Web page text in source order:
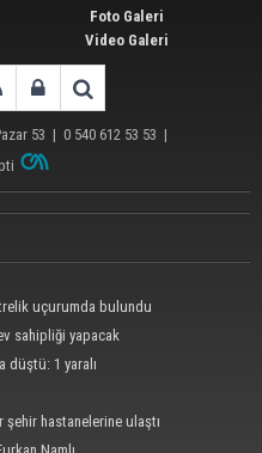
Foto Galeri
Video Galeri
53 | 0 540 612 53 53 |
uçurumda bulundu
sahipliği yapacak
düştü: 1 yaralı
hastanelerine ulaştı